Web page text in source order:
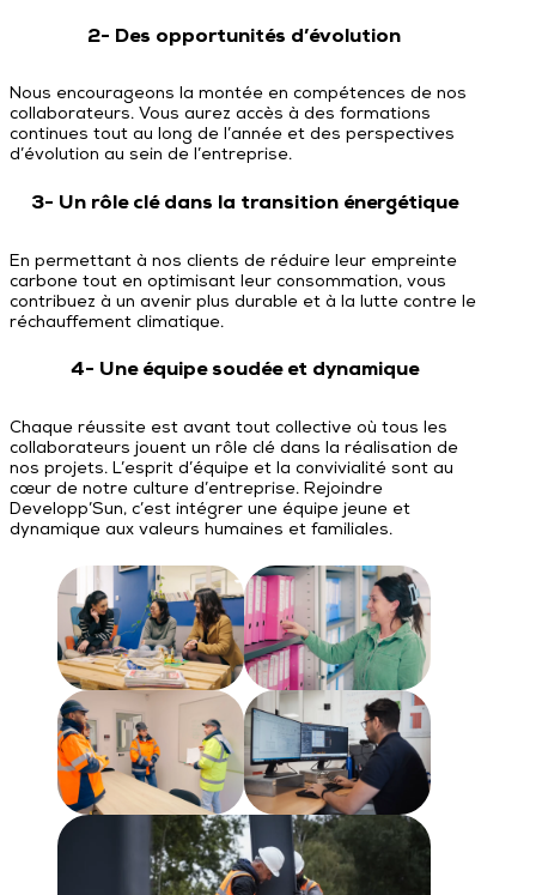
2- Des opportunités d’évolution
Nous encourageons la montée en compétences de nos
collaborateurs. Vous aurez accès à des formations
continues tout au long de l’année et des perspectives
d’évolution au sein de l’entreprise.
3- Un rôle clé dans la transition énergétique
En permettant à nos clients de réduire leur empreinte
carbone tout en optimisant leur consommation, vous
contribuez à un avenir plus durable et à la lutte contre le
réchauffement climatique.
4- Une équipe soudée et dynamique
Chaque réussite est avant tout collective où tous les
collaborateurs jouent un rôle clé dans la réalisation de
nos projets. L’esprit d’équipe et la convivialité sont au
cœur de notre culture d’entreprise. Rejoindre
Developp’Sun, c’est intégrer une équipe jeune et
dynamique aux valeurs humaines et familiales.